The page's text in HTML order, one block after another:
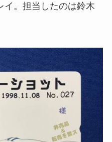
イ。担当したのは鈴木